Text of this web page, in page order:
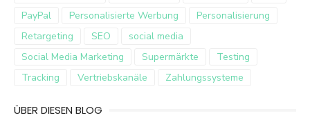
PayPal
Personalisierte Werbung
Personalisierung
Retargeting
SEO
social media
Social Media Marketing
Supermärkte
Testing
Tracking
Vertriebskanäle Zahlungssysteme
ÜBER DIESEN BLOG